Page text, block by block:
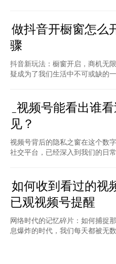
做抖音开橱窗怎么
骤
抖音新玩法：橱窗开启，商机无
疑成为了我们生活中不可或缺的
_视频号能看出谁
见？
视频号背后的隐私之窗在这个数
社交平台，已经深入到我们的日
如何收到看过的视
已观视频号提醒
网络时代的记忆碎片：如何捕捉
息爆炸的时代，我们每天都被无